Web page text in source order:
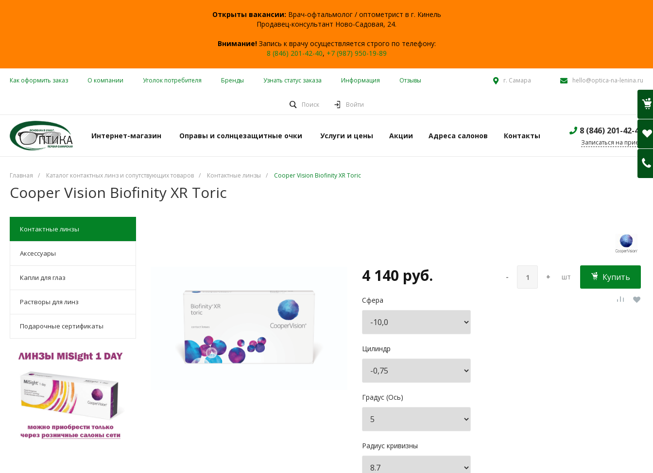
Открыты вакансии: Врач-офтальмолог / оптометрист в г. Кинель
Продавец-консультант Ново-Садовая, 24.
Внимание!Запись к врачу осуществляется строго по телефону:
8 (846) 201-42-40, +7 (987) 950-19-89
Как оформить заказ О компании Уголок потребителя Бренды Узнать статус заказа Информация Отзывы г. Самара hello@optica-na-lenina.ru
Поиск Войти
Интернет-магазин Оправы и солнцезащитные очки Услуги и цены Акции Адреса салонов Контакты 8 (846) 201-42-40
Записаться на прием
Главная / Каталог контактных линз и сопутствующих товаров / Контактные линзы / Cooper Vision Biofinity XR Toric
Cooper Vision Biofinity XR Toric
Контактные линзы
Аксессуары
Капли для глаз
Растворы для линз
Подарочные сертификаты
4 140 руб.
Сфера
Цилиндр
Градус (Ось)
Радиус кривизны
- + шт Купить